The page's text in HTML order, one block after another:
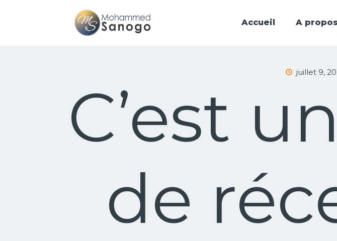
Accueil A propos
juillet 9,
C’est
de
FAIRE UN